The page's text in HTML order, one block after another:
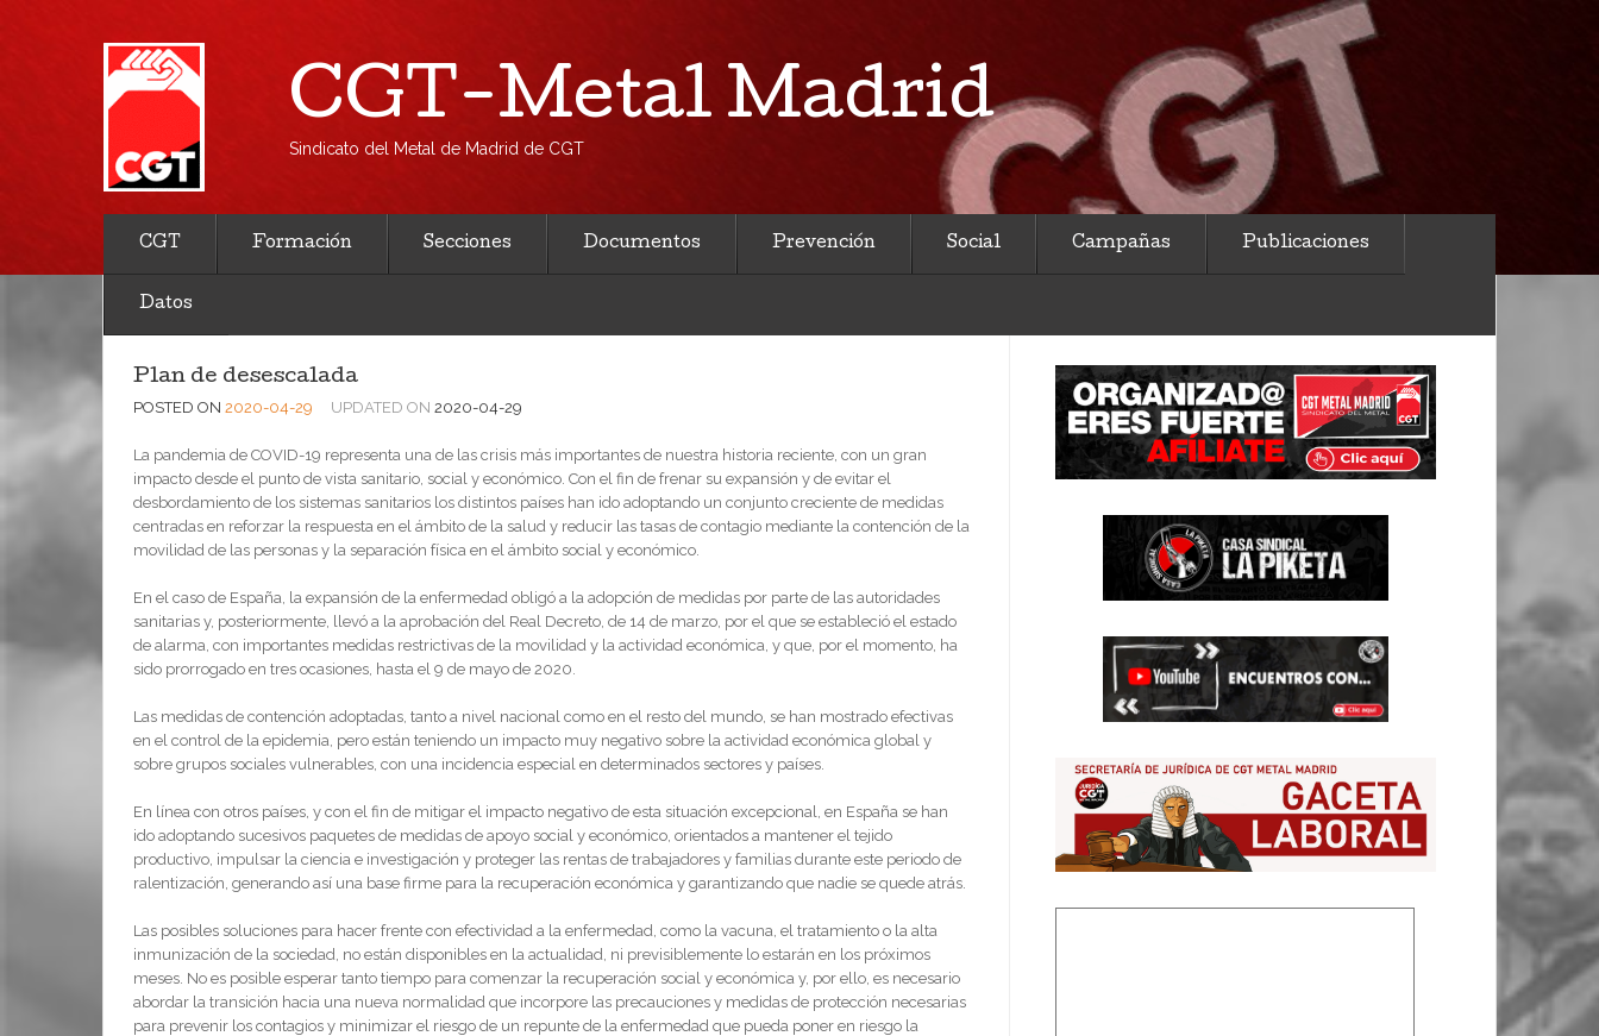
CGT-Metal Madrid
Sindicato del Metal de Madrid de CGT
CGT Formación Secciones Documentos Prevención Social Campañas Publicaciones
Datos
Plan de desescalada
POSTED ON 2020-04-29 UPDATED ON 2020-04-29
La pandemia de COVID-19 representa una de las crisis más importantes de nuestra historia reciente, con un gran
impacto desde el punto de vista sanitario, social y económico. Con el fin de frenar su expansión y de evitar el
desbordamiento de los sistemas sanitarios los distintos países han ido adoptando un conjunto creciente de medidas
centradas en reforzar la respuesta en el ámbito de la salud y reducir las tasas de contagio mediante la contención de la
movilidad de las personas y la separación física en el ámbito social y económico.
En el caso de España, la expansión de la enfermedad obligó a la adopción de medidas por parte de las autoridades
sanitarias y, posteriormente, llevó a la aprobación del Real Decreto, de 14 de marzo, por el que se estableció el estado
de alarma, con importantes medidas restrictivas de la movilidad y la actividad económica, y que, por el momento, ha
sido prorrogado en tres ocasiones, hasta el 9 de mayo de 2020.
Las medidas de contención adoptadas, tanto a nivel nacional como en el resto del mundo, se han mostrado efectivas
en el control de la epidemia, pero están teniendo un impacto muy negativo sobre la actividad económica global y
sobre grupos sociales vulnerables, con una incidencia especial en determinados sectores y países.
En línea con otros países, y con el fin de mitigar el impacto negativo de esta situación excepcional, en España se han
ido adoptando sucesivos paquetes de medidas de apoyo social y económico, orientados a mantener el tejido
productivo, impulsar la ciencia e investigación y proteger las rentas de trabajadores y familias durante este periodo de
ralentización, generando así una base firme para la recuperación económica y garantizando que nadie se quede atrás.
Las posibles soluciones para hacer frente con efectividad a la enfermedad, como la vacuna, el tratamiento o la alta
inmunización de la sociedad, no están disponibles en la actualidad, ni previsiblemente lo estarán en los próximos
meses. No es posible esperar tanto tiempo para comenzar la recuperación social y económica y, por ello, es necesario
abordar la transición hacia una nueva normalidad que incorpore las precauciones y medidas de protección necesarias
para prevenir los contagios y minimizar el riesgo de un repunte de la enfermedad que pueda poner en riesgo la